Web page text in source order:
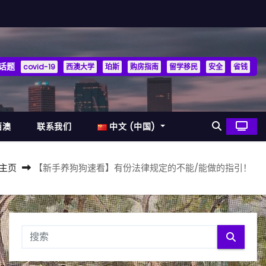
题 covid-19 西澳大学 珀斯 购房指南 留学移民 安全 省钱
澳 联系我们 中文 (中国)
页 【新手养狗狗速看】有份法律规定的不能/能做的指引！